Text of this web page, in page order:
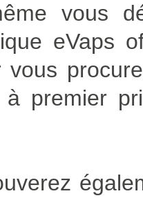
vous
eVaps
vous
à premier